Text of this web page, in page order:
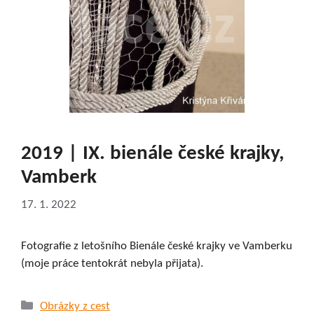
2019 | IX. bienále české krajky,
Vamberk
17. 1. 2022
Fotografie z letošního Bienále české krajky ve Vamberku
(moje práce tentokrát nebyla přijata).
Rubriky
Obrázky z cest